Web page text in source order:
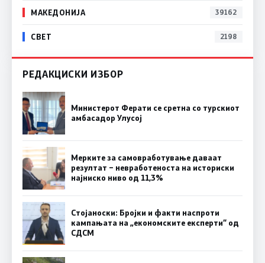
МАКЕДОНИЈА 39162
СВЕТ 2198
РЕДАКЦИСКИ ИЗБОР
Министерот Ферати се сретна со турскиот
амбасадор Улусој
Мерките за самовработување даваат
резултат – невработеноста на историски
најниско ниво од 11,3%
Стојаноски: Бројки и факти наспроти
кампањата на „економските експерти“ од
СДСM